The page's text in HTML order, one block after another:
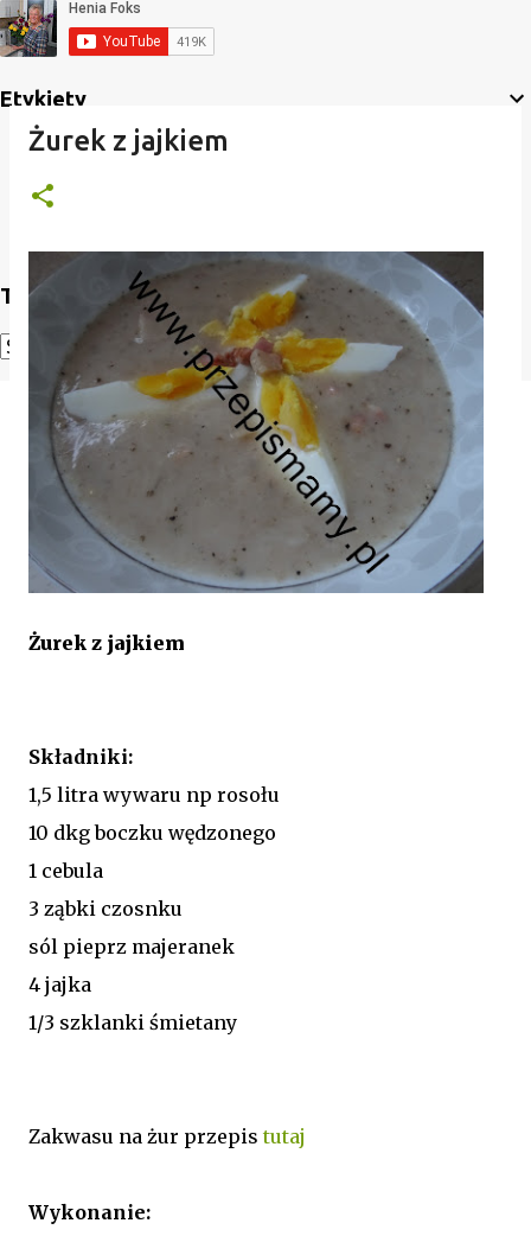
Etykiety
Translate
Powered by Translate
Żurek z jajkiem
Żurek z jajkiem
Składniki:
1,5 litra wywaru np rosołu
10 dkg boczku wędzonego
1 cebula
3 ząbki czosnku
sól pieprz majeranek
4 jajka
1/3 szklanki śmietany
Zakwasu na żur przepistutaj
Wykonanie: